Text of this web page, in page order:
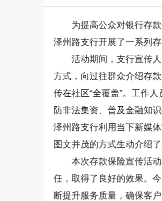
为提高公众对银行存
泽州路支行开展了一系列存
活动期间，支行宣传
方式，向过往群众介绍存
传在社区“全覆盖”。工作
防非法集资、普及金融知
泽州路支行利用当下新媒
图文并茂的方式生动介绍
本次存款保险宣传活
任，取得了良好的效果。
断提升服务质量，确保客户